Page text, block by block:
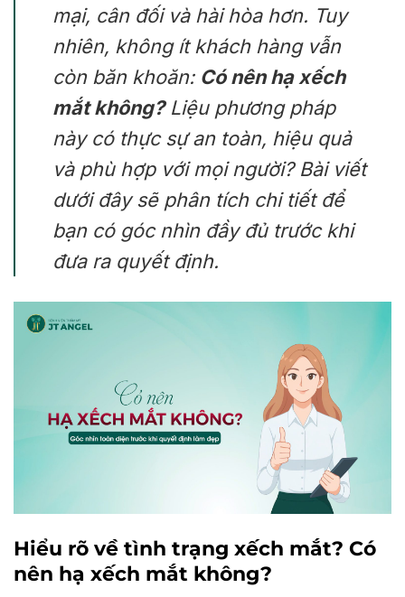
mại, cân đối và hài hòa hơn. Tuy
nhiên, không ít khách hàng vẫn
còn băn khoăn: Có nên hạ xếch
mắt không?Liệu phương pháp
này có thực sự an toàn, hiệu quả
và phù hợp với mọi người? Bài viết
dưới đây sẽ phân tích chi tiết để
bạn có góc nhìn đầy đủ trước khi
đưa ra quyết định.
Hiểu rõ về tình trạng xếch mắt? Có
nên hạ xếch mắt không?